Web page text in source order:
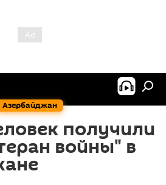
Азербайджан
получили
войны" в